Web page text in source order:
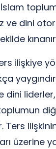
ve dini
ilişkiye
dini liderler,
Ters
üzerine